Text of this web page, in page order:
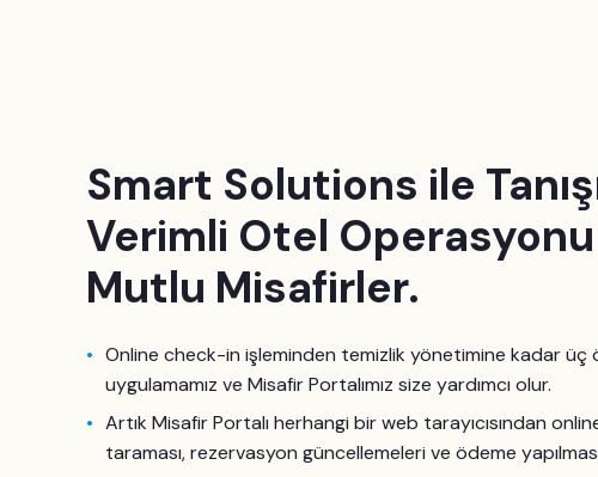
Smart Solutions ile
Verimli Otel
Mutlu Misafirler.
Online check-in işleminden temizlik yönetimine kadar üç
uygulamamız ve Misafir Portalımız size yardımcı olur.
Artık Misafir Portalı herhangi bir web tarayıcısından
taraması, rezervasyon güncellemeleri ve ödeme